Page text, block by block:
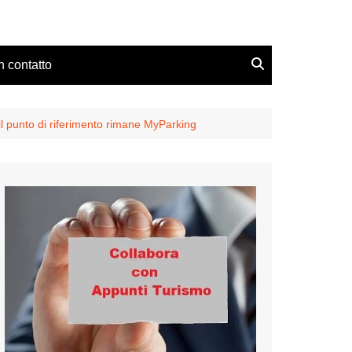
contatto
punto di riferimento rimane MyParking